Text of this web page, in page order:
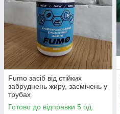
Fumo засіб від стійких
забруднень жиру, засмічень у
трубах
Готово до відправки 5 од.